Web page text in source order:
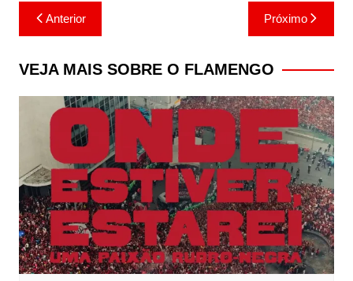
Navegação
de
Post
Anterior Próximo
VEJA MAIS SOBRE O FLAMENGO